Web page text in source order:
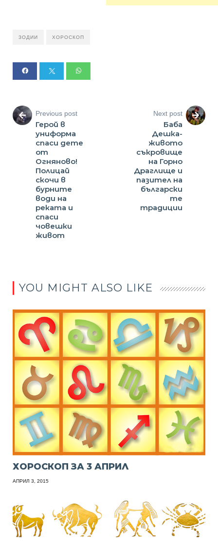
ЗОДИИ ХОРОСКОП
Previous post
Герой в
униформа
спаси дете
от
Огняново!
Полицай
скочи в
бурните
води на
реката и
спаси
човешки
живот
Next post
Баба
Дешка-
живото
съкровище
на Горно
Драглище и
пазител на
български
те
традиции
YOU MIGHT ALSO LIKE
ХОРОСКОП ЗА 3 АПРИЛ
АПРИЛ 3, 2015